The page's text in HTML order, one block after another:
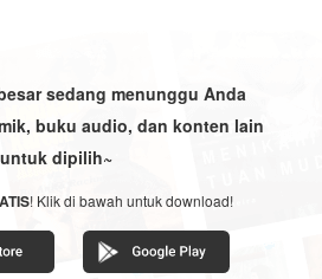
sedang menunggu Anda
buku audio, dan konten lain
untuk dipilih~
! Klik di bawah untuk download!